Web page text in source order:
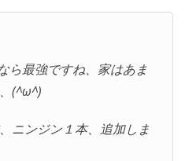
最強ですね、家はあま
(^ω^)
ニンジン１本、追加しま